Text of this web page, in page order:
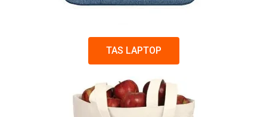
TAS LAPTOP